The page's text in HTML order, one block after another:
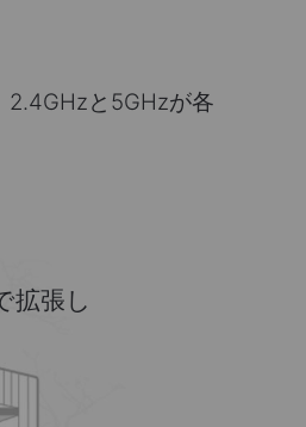
2.4GHzと5GHzが各
拡張し